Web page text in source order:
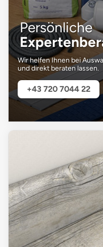
Persönliche
Wir helfen Ihnen bei
und direkt beraten lassen.
+43 720 7044 22